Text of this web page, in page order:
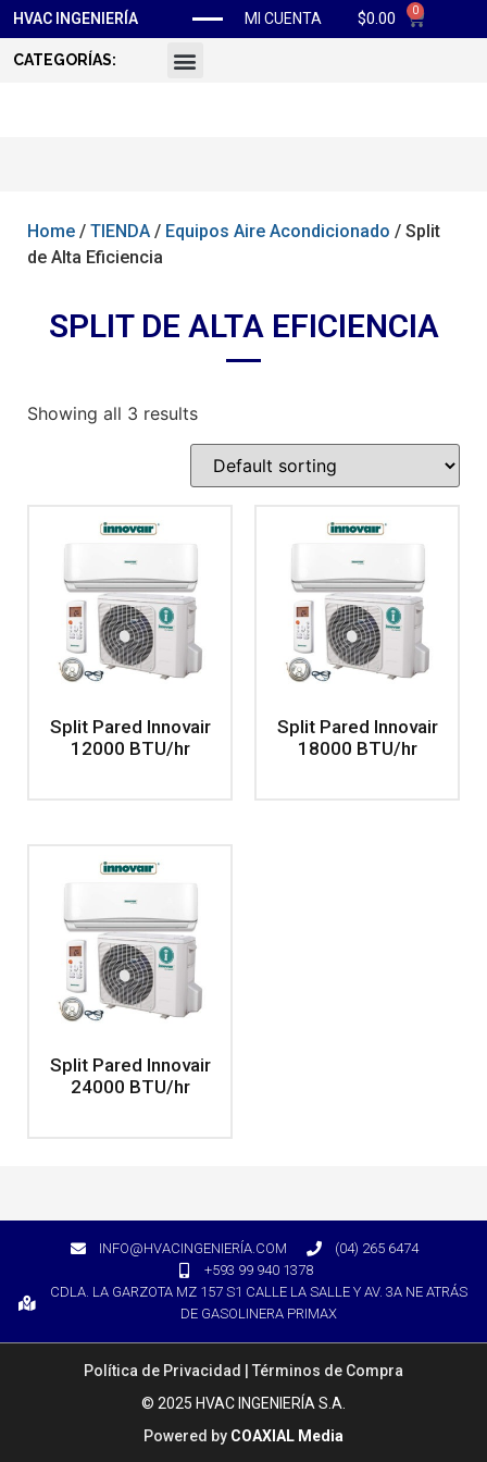
HVAC INGENIERÍA MI CUENTA $0.00 0
CATEGORÍAS:
Home / TIENDA / Equipos Aire Acondicionado / Split
de Alta Eficiencia
SPLIT DE ALTA EFICIENCIA
Showing all 3 results
Split Pared Innovair
12000 BTU/hr
Split Pared Innovair
18000 BTU/hr
Split Pared Innovair
24000 BTU/hr
INFO@HVACINGENIERÍA.COM
(04) 265 6474
+593 99 940 1378
CDLA. LA GARZOTA MZ 157 S1 CALLE LA SALLE Y AV. 3A NE ATRÁS
DE GASOLINERA PRIMAX
Política de Privacidad
Términos de Compra
© 2025 HVAC INGENIERÍA S.A.
Powered by COAXIAL Media